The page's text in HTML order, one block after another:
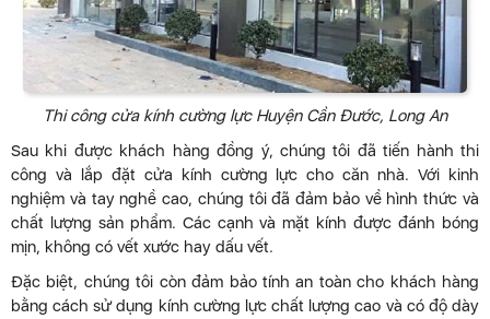
Thi công cửa kính cường lực Huyện Cần Đước, Long An
Sau khi được khách hàng đồng ý, chúng tôi đã tiến hành thi
công và lắp đặt cửa kính cường lực cho căn nhà. Với kinh
nghiệm và tay nghề cao, chúng tôi đã đảm bảo về hình thức và
chất lượng sản phẩm. Các cạnh và mặt kính được đánh bóng
mịn, không có vết xước hay dấu vết.
Đặc biệt, chúng tôi còn đảm bảo tính an toàn cho khách hàng
bằng cách sử dụng kính cường lực chất lượng cao và có độ dày